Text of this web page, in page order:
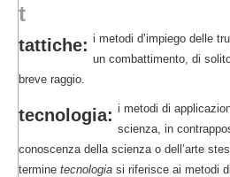
t
tattiche: i metodi d’impiego delle
un combattimento, di
breve raggio.
tecnologia: i metodi di
scienza, in
conoscenza della scienza o dell’arte
termine tecnologia si riferisce ai metodi